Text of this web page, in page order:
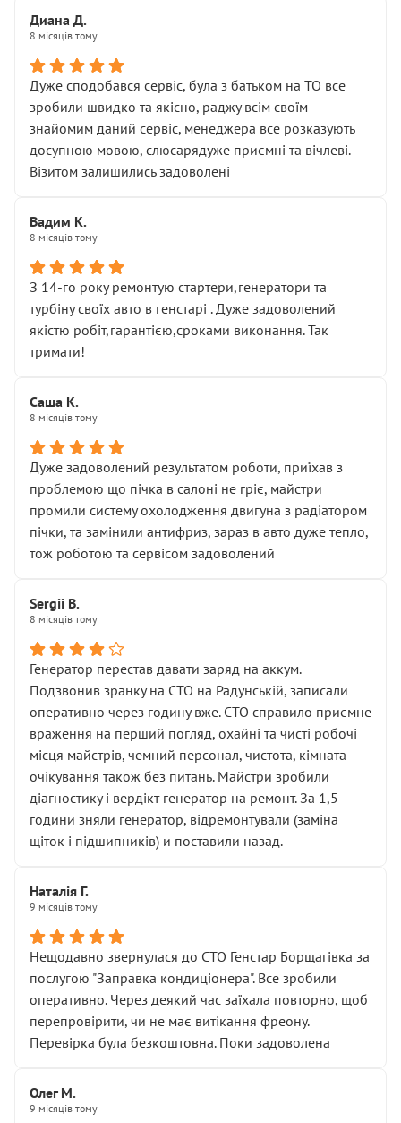
Диана Д.
8 місяців тому
Дуже сподобався сервіс, була з батьком на ТО все
зробили швидко та якісно, раджу всім своїм
знайомим даний сервіс, менеджера все розказують
досупною мовою, слюсарядуже приємні та вічлеві.
Візитом залишились задоволені
Вадим К.
8 місяців тому
З 14-го року ремонтую стартери,генератори та
турбіну своїх авто в генстарі . Дуже задоволений
якістю робіт,гарантією,сроками виконання. Так
тримати!
Саша К.
8 місяців тому
Дуже задоволений результатом роботи, приїхав з
проблемою що пічка в салоні не гріє, майстри
промили систему охолодження двигуна з радіатором
пічки, та замінили антифриз, зараз в авто дуже тепло,
тож роботою та сервісом задоволений
Sergii B.
8 місяців тому
Генератор перестав давати заряд на аккум.
Подзвонив зранку на СТО на Радунській, записали
оперативно через годину вже. СТО справило приємне
враження на перший погляд, охайні та чисті робочі
місця майстрів, чемний персонал, чистота, кімната
очікування також без питань. Майстри зробили
діагностику і вердікт генератор на ремонт. За 1,5
години зняли генератор, відремонтували (заміна
щіток і підшипників) и поставили назад.
Наталія Г.
9 місяців тому
Нещодавно звернулася до СТО Генстар Борщагівка за
послугою "Заправка кондиціонера". Все зробили
оперативно. Через деякий час заїхала повторно, щоб
перепровірити, чи не має витікання фреону.
Перевірка була безкоштовна. Поки задоволена
Олег М.
9 місяців тому